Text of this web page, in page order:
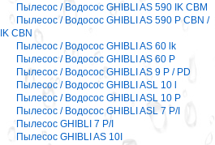
Пылесос / Водосос GHIBLI AS 590 IK CBM
Пылесос / Водосос GHIBLI AS 590 P CBN /
IK CBN
Пылесос / Водосос GHIBLI AS 60 lk
Пылесос / Водосос GHIBLI AS 60 P
Пылесос / Водосос GHIBLI AS 9 P / PD
Пылесос / Водосос GHIBLI ASL 10 l
Пылесос / Водосос GHIBLI ASL 10 P
Пылесос / Водосос GHIBLI ASL 7 P/I
Пылесос GHIBLI 7 P/I
Пылесос GHIBLI AS 10I